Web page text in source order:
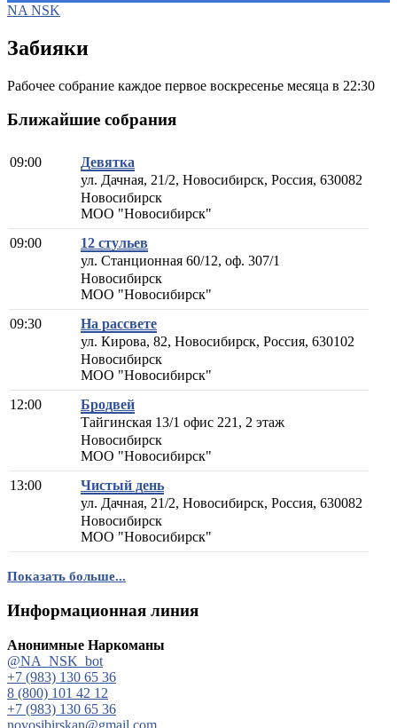
NA NSK
Забияки
Рабочее собрание каждое первое воскресенье месяца в 22:30
Ближайшие собрания
09:00
Девятка
ул. Дачная, 21/2, Новосибирск, Россия, 630082
Новосибирск
МОО "Новосибирск"
09:00
12 стульев
ул. Станционная 60/12, оф. 307/1
Новосибирск
МОО "Новосибирск"
09:30
На рассвете
ул. Кирова, 82, Новосибирск, Россия, 630102
Новосибирск
МОО "Новосибирск"
12:00
Бродвей
Тайгинская 13/1 офис 221, 2 этаж
Новосибирск
МОО "Новосибирск"
13:00
Чистый день
ул. Дачная, 21/2, Новосибирск, Россия, 630082
Новосибирск
МОО "Новосибирск"
Показать больше...
Информационная линия
Анонимные Наркоманы
@NA_NSK_bot
+7 (983) 130 65 36
8 (800) 101 42 12
+7 (983) 130 65 36
novosibirskan@gmail.com